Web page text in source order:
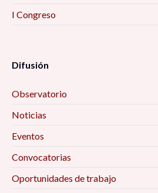
I Congreso
Difusión
Observatorio
Noticias
Eventos
Convocatorias
Oportunidades de trabajo